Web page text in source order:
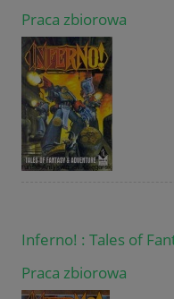
Praca zbiorowa
Inferno! : Tales of
Praca zbiorowa